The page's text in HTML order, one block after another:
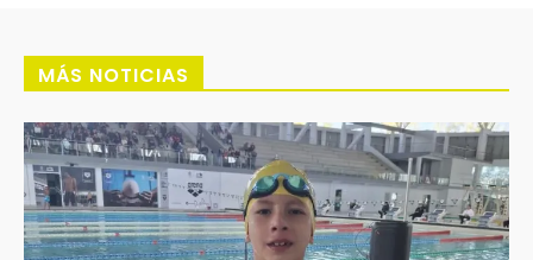
MÁS NOTICIAS